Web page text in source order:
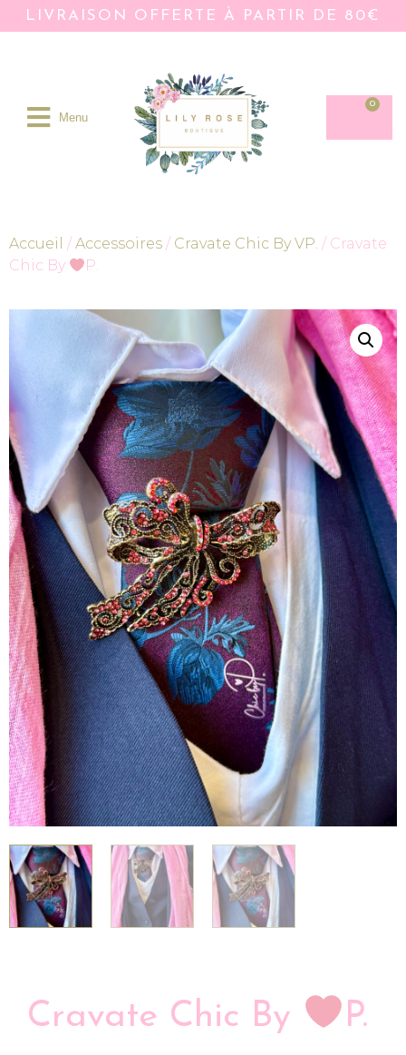
LIVRAISON OFFERTE À PARTIR DE 80€
Menu
0
Accueil / Accessoires / Cravate Chic By VP. / Cravate
Chic By
P.
Cravate Chic By P.